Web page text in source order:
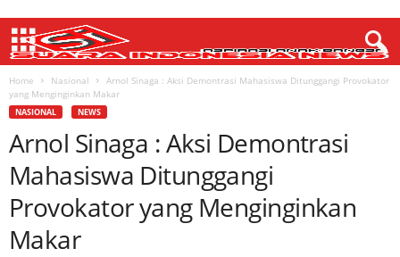
Home Nasional
Arnol Sinaga : Aksi Demontrasi Mahasiswa Ditunggangi Provokator
yang Menginginkan Makar
NASIONAL NEWS
Arnol Sinaga : Aksi Demontrasi
Mahasiswa Ditunggangi
Provokator yang Menginginkan
Makar